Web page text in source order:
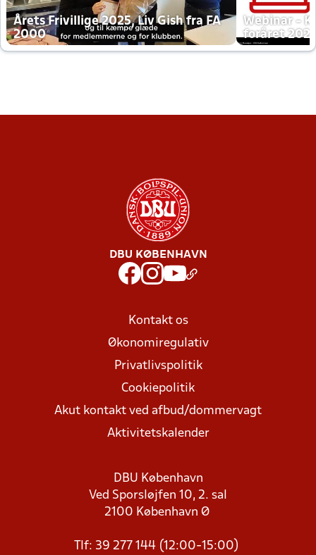
Årets Frivillige 2025, Liv Gish fra FA
2000
Webinar -
foråret
DBU KØBENHAVN
Kontakt os
Økonomiregulativ
Privatlivspolitik
Cookiepolitik
Akut kontakt ved afbud/dommervagt
Aktivitetskalender
DBU København
Ved Sporsløjfen 10, 2. sal
2100 København Ø
Tlf: 39 277 144 (12:00-15:00)